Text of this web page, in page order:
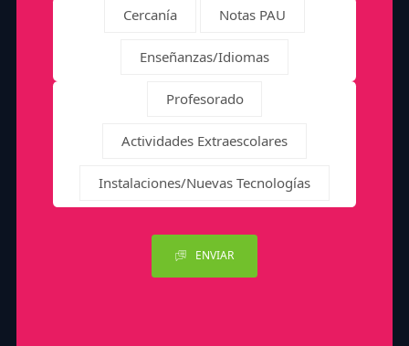
Cercanía Notas PAU
Enseñanzas/Idiomas
Profesorado
Actividades Extraescolares
Instalaciones/Nuevas Tecnologías
ENVIAR